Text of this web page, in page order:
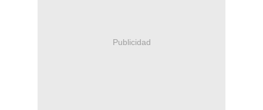
Publicidad